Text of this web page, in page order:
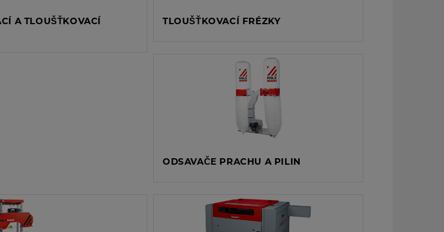
A TLOUŠŤKOVACÍ
TLOUŠŤKOVACÍ FRÉZKY
ODSAVAČE PRACHU A PILIN